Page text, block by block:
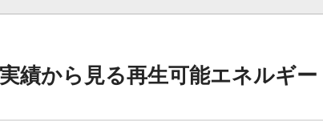
績から見る再生可能エネルギー